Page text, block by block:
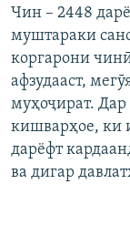
Чин – 2448
муштараки
коргарони
афзудааст,
муҳоҷират.
кишварҳое, ки
дарёфт
ва дигар